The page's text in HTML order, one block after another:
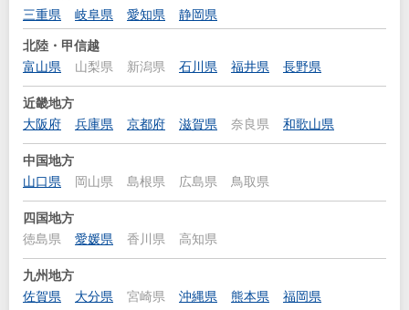
三重県
岐阜県 愛知県 静岡県
北陸・甲信越
富山県
山梨県 新潟県 石川県 福井県 長野県
近畿地方
大阪府
兵庫県 京都府 滋賀県 奈良県 和歌山県
中国地方
山口県
岡山県 島根県 広島県 鳥取県
四国地方
徳島県
愛媛県 香川県 高知県
九州地方
佐賀県
大分県 宮崎県 沖縄県 熊本県
福岡県